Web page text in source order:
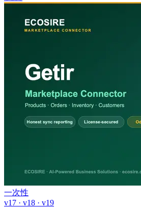
一次性
v17 · v18 · v19